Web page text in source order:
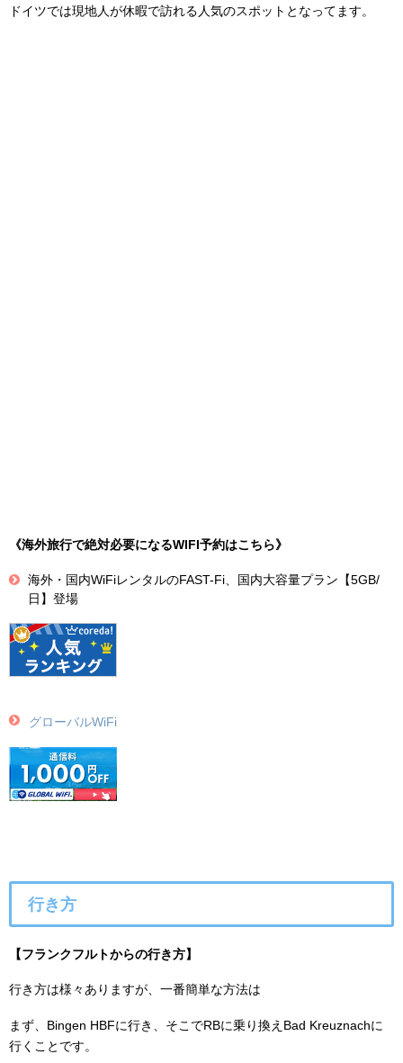
ドイツでは現地人が休暇で訪れる人気のスポットとなってます。
《海外旅行で絶対必要になるWIFI予約はこちら》
海外・国内WiFiレンタルのFAST-Fi、国内大容量プラン【5GB/
日】登場
グローバルWiFi
行き方
【フランクフルトからの行き方】
行き方は様々ありますが、一番簡単な方法は
まず、Bingen HBFに行き、そこでRBに乗り換えBad Kreuznachに
行くことです。